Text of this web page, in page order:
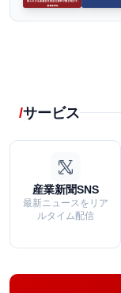
サービス
産業新聞SNS
最新ニュースをリア
ルタイム配信